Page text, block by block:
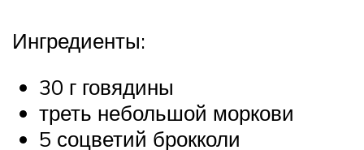
Ингредиенты:
30 г говядины
треть небольшой моркови
5 соцветий брокколи